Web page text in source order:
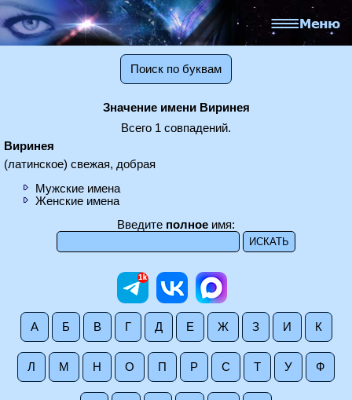
Поиск по буквам
Значение имени Виринея
Всего 1 совпадений.
Виринея
(латинское) свежая, добрая
Мужские имена
Женские имена
Введите полное имя:
А Б В Г Д Е Ж З И К
Л М Н О П Р С Т У Ф